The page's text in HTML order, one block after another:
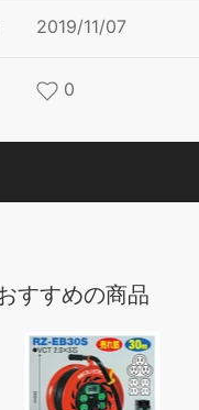
2019/11/07
0
すすめの商品